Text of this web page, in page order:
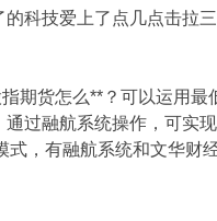
科技爱上了点几点击拉
期货怎么**？可以运用
过融航系统操作，可实
，有融航系统和文华财